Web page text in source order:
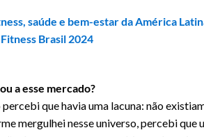
saúde e bem-estar da América
Brasil 2024
a esse mercado?
que havia uma lacuna: não
mergulhei nesse universo, percebi